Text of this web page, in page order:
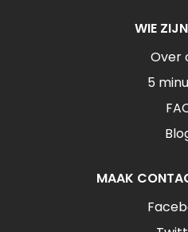
WIE
Over
5
MAAK